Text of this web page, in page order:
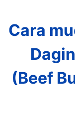
Cara
(Beef